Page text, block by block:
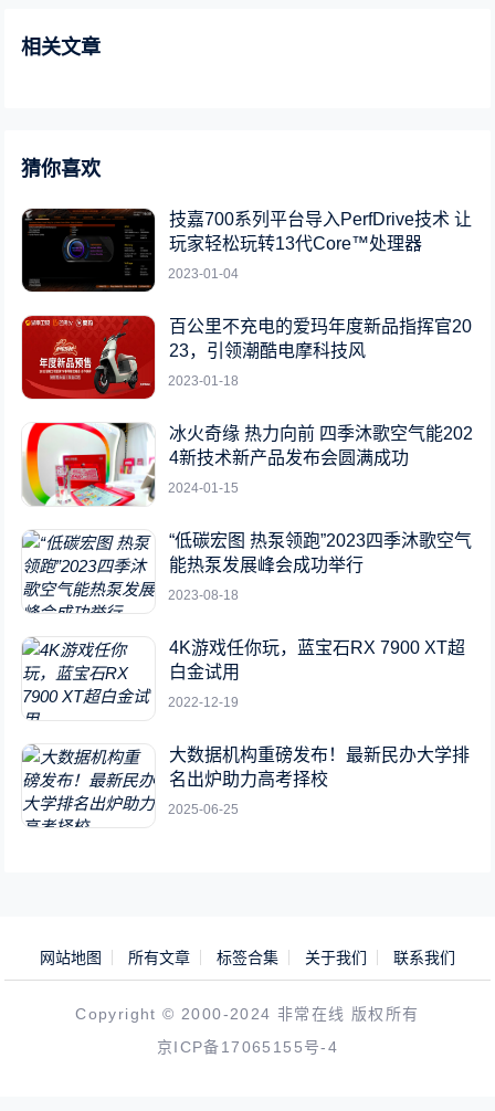
相关文章
猜你喜欢
技嘉700系列平台导入PerfDrive技术 让
玩家轻松玩转13代Core™处理器
2023-01-04
百公里不充电的爱玛年度新品指挥官20
23，引领潮酷电摩科技风
2023-01-18
冰火奇缘 热力向前 四季沐歌空气能202
4新技术新产品发布会圆满成功
2024-01-15
“低碳宏图 热泵领跑”2023四季沐歌空气
能热泵发展峰会成功举行
2023-08-18
4K游戏任你玩，蓝宝石RX 7900 XT超
白金试用
2022-12-19
大数据机构重磅发布！最新民办大学排
名出炉助力高考择校
2025-06-25
网站地图 所有文章 标签合集 关于我们 联系我们
Copyright © 2000-2024 非常在线 版权所有
京ICP备17065155号-4